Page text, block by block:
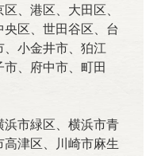
、港区、大田区、
区、世田谷区、台
小金井市、狛江
、府中市、町田
市緑区、横浜市青
津区、川崎市麻生